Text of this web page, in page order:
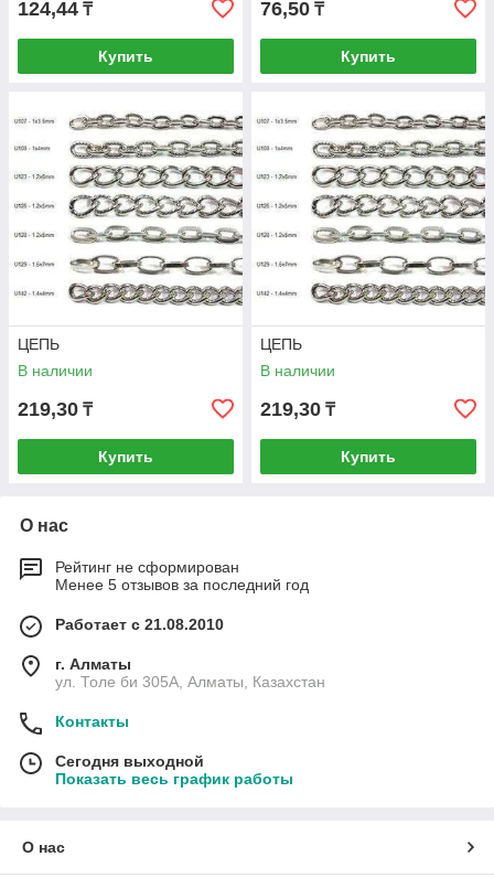
124,44 ₸
Купить
76,50 ₸
Купить
ЦЕПЬ
В наличии
219,30 ₸
Купить
ЦЕПЬ
В наличии
219,30 ₸
Купить
О нас
Рейтинг не сформирован
Менее 5 отзывов за последний год
Работает с 21.08.2010
г. Алматы
ул. Толе би 305А, Алматы, Казахстан
Контакты
Сегодня выходной
Показать весь график работы
О нас